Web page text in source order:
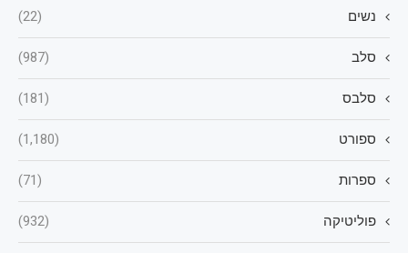
נשים (22)
סלב (987)
סלבס (181)
ספורט (1,180)
ספרות (71)
פוליטיקה (932)